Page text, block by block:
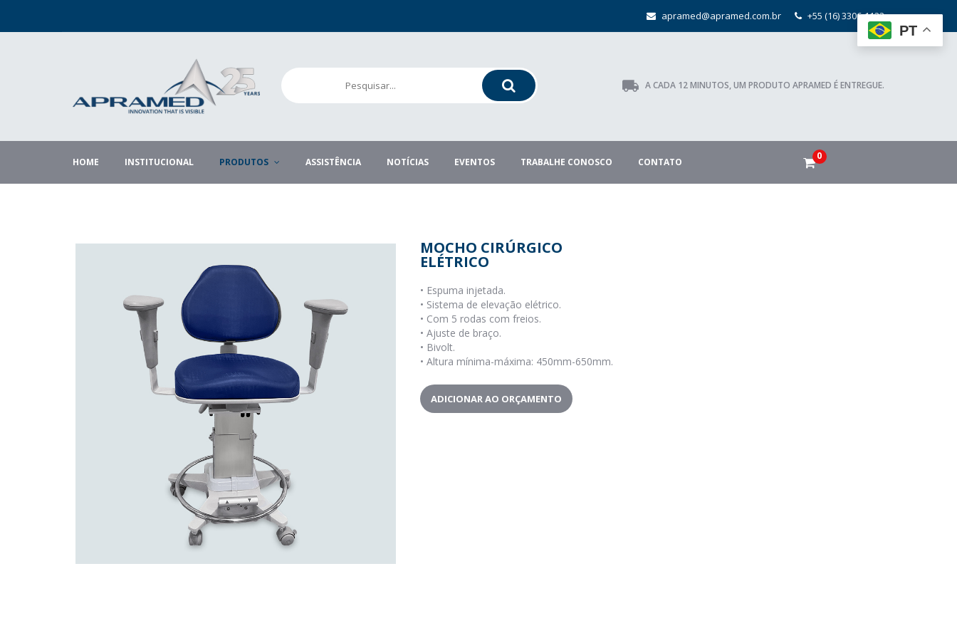
apramed@apramed.com.br +55 (16) 3306-1122
A CADA 12 MINUTOS, UM PRODUTO APRAMED É ENTREGUE.
HOME INSTITUCIONAL PRODUTOS ASSISTÊNCIA NOTÍCIAS EVENTOS TRABALHE CONOSCO CONTATO
0
PT
MOCHO CIRÚRGICO
ELÉTRICO
• Espuma injetada.
• Sistema de elevação elétrico.
• Com 5 rodas com freios.
• Ajuste de braço.
• Bivolt.
• Altura mínima-máxima: 450mm-650mm.
ADICIONAR AO ORÇAMENTO